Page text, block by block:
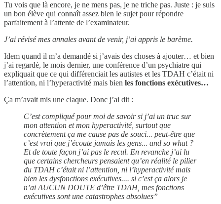
Tu vois que là encore, je ne mens pas, je ne triche pas. Juste : je suis
un bon élève qui connaît assez bien le sujet pour répondre
parfaitement à l’attente de l’examinateur.
J’ai révisé mes annales avant de venir, j’ai appris le barème.
Idem quand il m’a demandé si j’avais des choses à ajouter… et bien
j’ai regardé, le mois dernier, une conférence d’un psychiatre qui
expliquait que ce qui différenciait les autistes et les TDAH c’était ni
l’attention, ni l’hyperactivité mais bien les fonctions exécutives…
Ça m’avait mis une claque. Donc j’ai dit :
C’est compliqué pour moi de savoir si j’ai un truc sur
mon attention et mon hyperactivité, surtout que
concrètement ça me cause pas de souci... peut-être que
c’est vrai que j’écoute jamais les gens... and so what ?
Et de toute façon j’ai pas le recul. En revanche j’ai lu
que certains chercheurs pensaient qu’en réalité le pilier
du TDAH c’était ni l’attention, ni l’hyperactivité mais
bien les dysfonctions exécutives.... si c’est ça alors je
n’ai AUCUN DOUTE d’être TDAH, mes fonctions
exécutives sont une catastrophes absolues”